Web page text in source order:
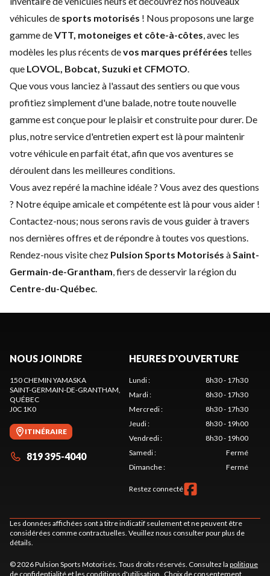
véhicules de sports motorisés ! Nous proposons une large
gamme deVTT, motoneiges et côte-à-côtes, avec les
modèles les plus récents devos marques préférées telles
que LOVOL, Bobcat, Suzuki et CFMOTO.
Que vous vous lanciez à l'assaut des sentiers ou que vous
profitiez simplement d'une balade, notre toute nouvelle
gamme est conçue pour le plaisir et construite pour durer. De
plus, notre service d'entretien expertest là pour maintenir
votre véhicule en parfait état, afin que vos aventures se
déroulent dans les meilleures conditions.
Vous avez repéré la machine idéale ? Vous avez des questions
? Notre équipe amicale et compétente est là pour vous aider !
Contactez-nous; nous serons ravis de vous guider à travers
nos dernières offres et de répondre à toutes vos questions.
Rendez-nous visite chez Pulsion Sports Motorisés àSaint-
Germain-de-Grantham, fiers de desservir la région du
Centre-du-Québec.
NOUS JOINDRE
150 CHEMIN YAMASKA
SAINT-GERMAIN-DE-GRANTHAM,
QUÉBEC
J0C 1K0
ITINÉRAIRE
819 395-4040
HEURES D'OUVERTURE
Lundi:
8h30 - 17h30
Mardi:
8h30 - 17h30
Mercredi:
8h30 - 17h30
Jeudi:
8h30 - 19h00
Vendredi:
8h30 - 19h00
Samedi:
Fermé
Dimanche: Fermé
Restez connecté
Les données affichées sont à titre indicatif seulement et ne peuvent être
considérées comme contractuelles. Veuillez nous consulter pour plus de
détails.
© 2026 Pulsion Sports Motorisés. Tous droits réservés. Consultez la politique
de confidentialité et les conditions d'utilisation Choix de consentement.